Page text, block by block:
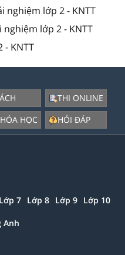
nghiệm lớp 2 - KNTT
lớp 2 - KNTT
- KNTT
HỌC
THI ONLINE
HỎI ĐÁP
Lớp 7 Lớp 8 Lớp 9 Lớp 10
Anh